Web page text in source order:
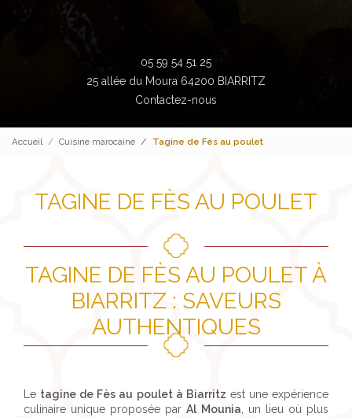
05 59 54 51 25
25 allée du Moura 64200 BIARRITZ
Contactez-nous
Accueil Cuisine marocaine Tagine de Fès au poulet
TAGINE DE FÈS AU POULET
TAGINE DE FÈS AU POULET À
BIARRITZ : SAVEURS
AUTHENTIQUES
Le tagine de Fès au poulet à Biarritz est une expérience
culinaire unique proposée parAl Mounia , un lieu où plus